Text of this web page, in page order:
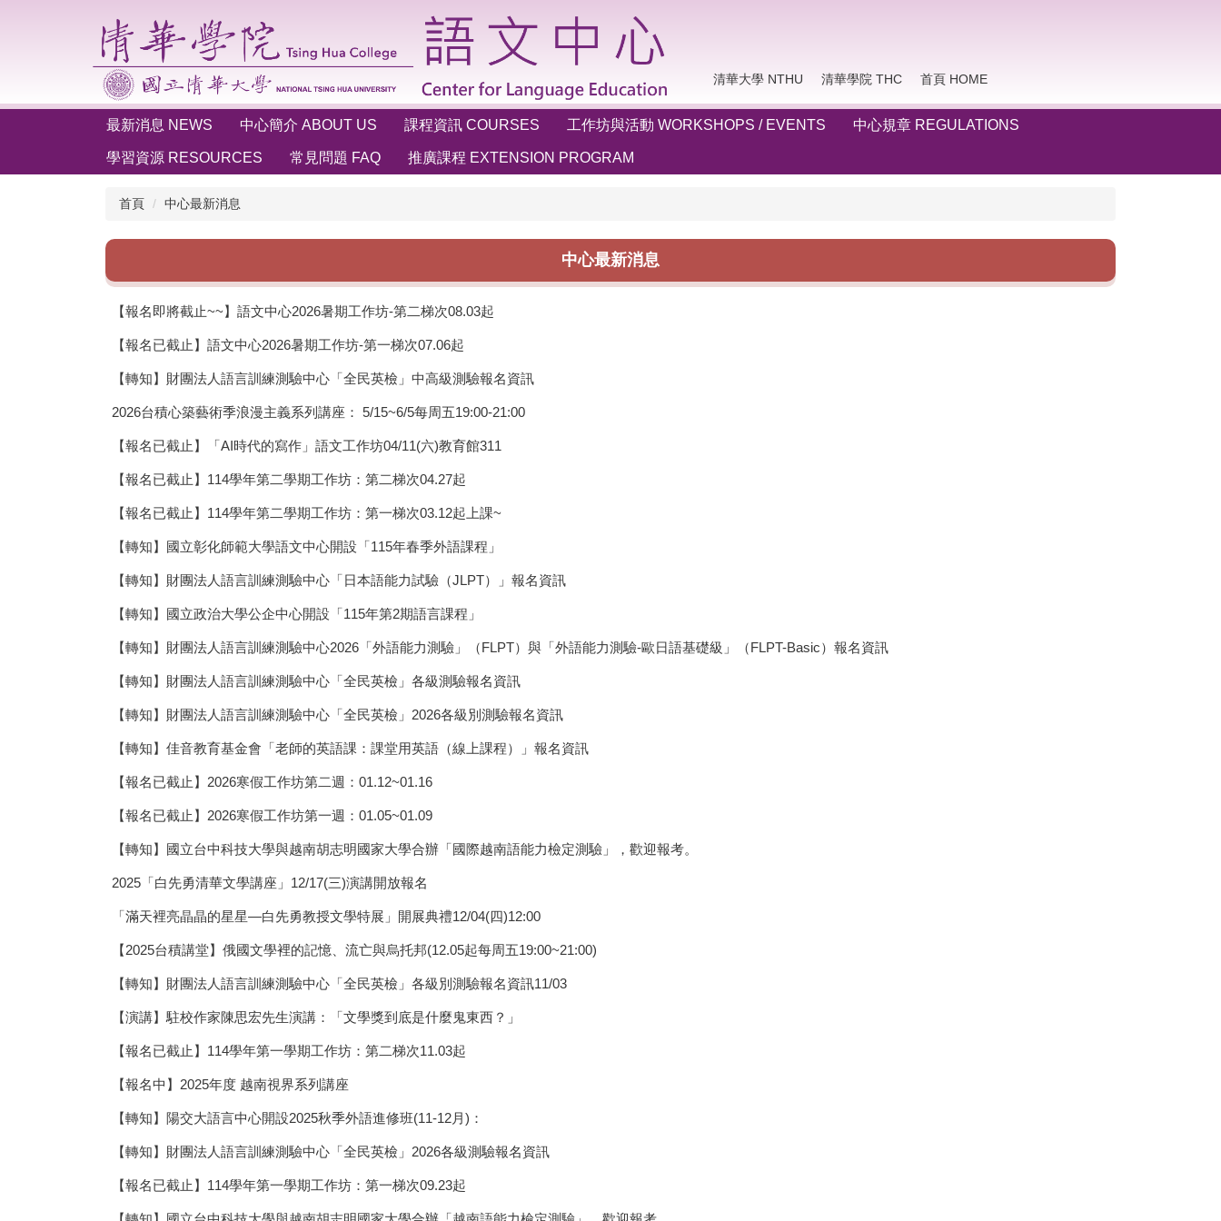
容
清華大學 NTHU 清華學院 THC 首頁 HOME
最新消息 NEWS 中心簡介 ABOUT US 課程資訊 COURSES 工作坊與活動 WORKSHOPS / EVENTS 中心規章 REGULATIONS
學習資源 RESOURCES 常見問題 FAQ 推廣課程 EXTENSION PROGRAM
首頁 中心最新消息
中心最新消息
【報名即將截止~~】語文中心2026暑期工作坊-第二梯次08.03起
【報名已截止】語文中心2026暑期工作坊-第一梯次07.06起
【轉知】財團法人語言訓練測驗中心「全民英檢」中高級測驗報名資訊
2026台積心築藝術季浪漫主義系列講座： 5/15~6/5每周五19:00-21:00
【報名已截止】「AI時代的寫作」語文工作坊04/11(六)教育館311
【報名已截止】114學年第二學期工作坊：第二梯次04.27起
【報名已截止】114學年第二學期工作坊：第一梯次03.12起上課~
【轉知】國立彰化師範大學語文中心開設「115年春季外語課程」
【轉知】財團法人語言訓練測驗中心「日本語能力試驗（JLPT）」報名資訊
【轉知】國立政治大學公企中心開設「115年第2期語言課程」
【轉知】財團法人語言訓練測驗中心2026「外語能力測驗」（FLPT）與「外語能力測驗-歐日語基礎級」（FLPT-Basic）報名資訊
【轉知】財團法人語言訓練測驗中心「全民英檢」各級測驗報名資訊
【轉知】財團法人語言訓練測驗中心「全民英檢」2026各級別測驗報名資訊
【轉知】佳音教育基金會「老師的英語課：課堂用英語（線上課程）」報名資訊
【報名已截止】2026寒假工作坊第二週：01.12~01.16
【報名已截止】2026寒假工作坊第一週：01.05~01.09
【轉知】國立台中科技大學與越南胡志明國家大學合辦「國際越南語能力檢定測驗」，歡迎報考。
2025「白先勇清華文學講座」12/17(三)演講開放報名
「滿天裡亮晶晶的星星—白先勇教授文學特展」開展典禮12/04(四)12:00
【2025台積講堂】俄國文學裡的記憶、流亡與烏托邦(12.05起每周五19:00~21:00)
【轉知】財團法人語言訓練測驗中心「全民英檢」各級別測驗報名資訊11/03
【演講】駐校作家陳思宏先生演講：「文學獎到底是什麼鬼東西？」
【報名已截止】114學年第一學期工作坊：第二梯次11.03起
【報名中】2025年度 越南視界系列講座
【轉知】陽交大語言中心開設2025秋季外語進修班(11-12月)：
【轉知】財團法人語言訓練測驗中心「全民英檢」2026各級測驗報名資訊
【報名已截止】114學年第一學期工作坊：第一梯次09.23起